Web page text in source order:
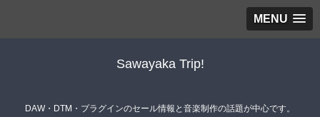
MENU
Sawayaka Trip!
DAW・DTM・プラグインのセール情報と音楽制作の話題が中心です。